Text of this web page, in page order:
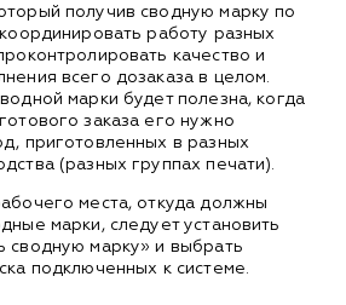
получив сводную марку по
работу разных
качество и
всего дозаказа в целом.
марки будет полезна, когда
заказа его нужно
приготовленных в разных
(разных группах печати).
места, откуда должны
марки, следует установить
сводную марку» и выбрать
подключенных к системе.